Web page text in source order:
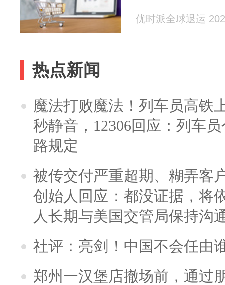
优时派全球退运
热点新闻
魔法打败魔法！列车员高铁
秒静音，12306回应：列车
路规定
被传交付严重超期、糊弄客
创始人回应：都没证据，将
人长期与美国交管局保持沟
社评：亮剑！中国不会任由
郑州一汉堡店撤场前，通过